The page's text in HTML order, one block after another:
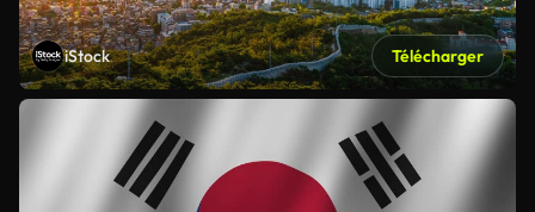
iStock Télécharger